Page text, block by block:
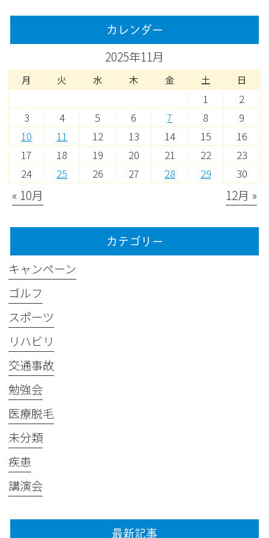
カレンダー
2025年11月
月 火 水 木 金 土 日
1
2
3
4 5 6 7 8
9
10
11 12 13 14 15
16
17
18 19 20 21 22
23
24
25 26 27 28 29 30
« 10月 12月 »
カテゴリー
キャンペーン
ゴルフ
スポーツ
リハビリ
交通事故
勉強会
医療脱毛
未分類
疾患
講演会
最新記事